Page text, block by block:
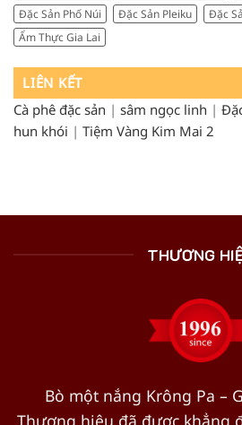
Đặc Sản Phố Núi
Đặc Sản Pleiku
Đặc
Ẩm Thực Gia Lai
LIÊN KẾT
Cà phê đặc sản | sâm ngọc linh |
hun khói | Tiệm Vàng Kim Mai 2
THƯƠNG
Bò một nắng Krông Pa –
Thương hiệu đã được khẳng